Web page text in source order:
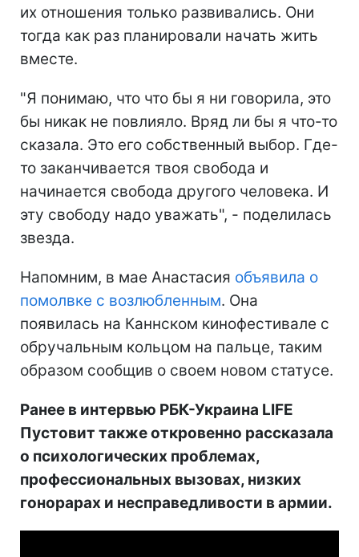
их отношения только развивались. Они
тогда как раз планировали начать жить
вместе.
"Я понимаю, что что бы я ни говорила, это
бы никак не повлияло. Вряд ли бы я что-то
сказала. Это его собственный выбор. Где-
то заканчивается твоя свобода и
начинается свобода другого человека. И
эту свободу надо уважать", - поделилась
звезда.
Напомним, в мае Анастасия объявила о
помолвке с возлюбленным. Она
появилась на Каннском кинофестивале с
обручальным кольцом на пальце, таким
образом сообщив о своем новом статусе.
Ранее в интервью РБК-Украина LIFE
Пустовит также откровенно рассказала
о психологических проблемах,
профессиональных вызовах, низких
гонорарах и несправедливости в армии.